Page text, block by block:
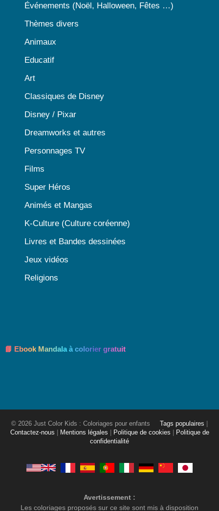
Événements (Noël, Halloween, Fêtes …)
Thèmes divers
Animaux
Educatif
Art
Classiques de Disney
Disney / Pixar
Dreamworks et autres
Personnages TV
Films
Super Héros
Animés et Mangas
K-Culture (Culture coréenne)
Livres et Bandes dessinées
Jeux vidéos
Religions
📘 Ebook Mandala à colorier gratuit
© 2026 Just Color Kids : Coloriages pour enfants Tags populaires
Contactez-nous
Mentions légales Politique de cookies
Politique de
confidentialité
Avertissement :
Les coloriages proposés sur ce site sont mis à disposition